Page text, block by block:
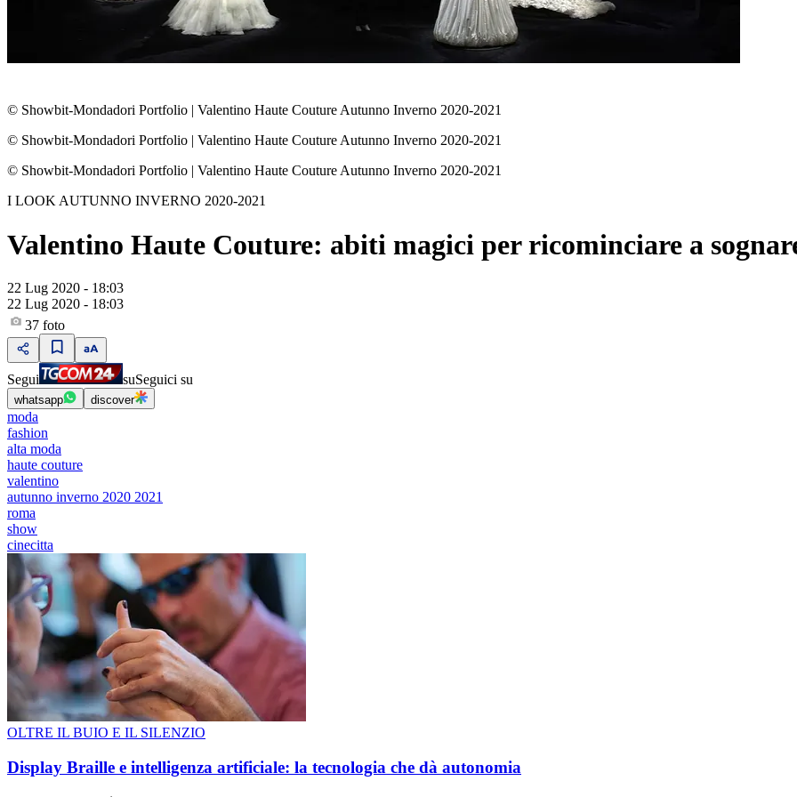
© Showbit-Mondadori Portfolio | Valentino Haute Couture Autunno Inverno 2020-2021
© Showbit-Mondadori Portfolio | Valentino Haute Couture Autunno Inverno 2020-2021
© Showbit-Mondadori Portfolio | Valentino Haute Couture Autunno Inverno 2020-2021
I LOOK AUTUNNO INVERNO 2020-2021
Valentino Haute Couture: abiti magici per ricominciare a
22 Lug 2020 - 18:03
22 Lug 2020 - 18:03
37 foto
Segui suSeguici su
whatsapp discover
moda
fashion
alta moda
haute couture
valentino
autunno inverno 2020 2021
roma
show
cinecitta
OLTRE IL BUIO E IL SILENZIO
Display Braille e intelligenza artificiale: la tecnologia che dà autonomia